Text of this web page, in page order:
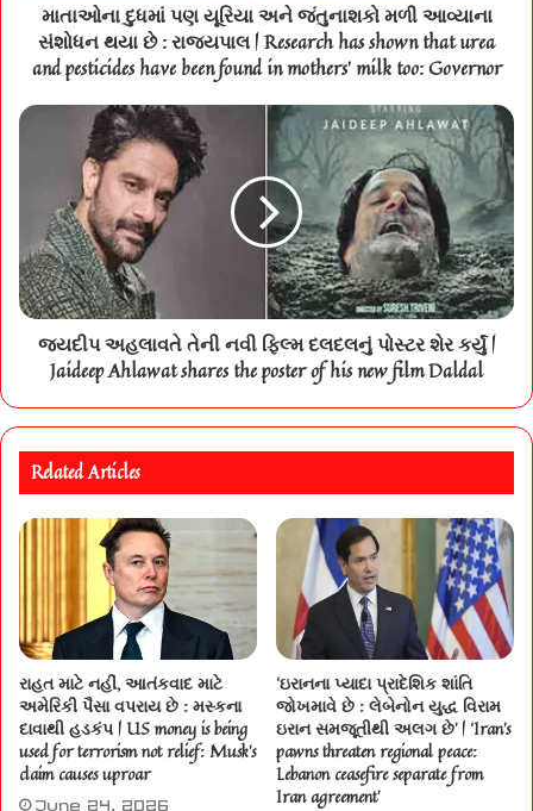
માતાઓના દુધમાં પણ યૂરિયા અને જંતુનાશકો મળી આવ્યાના
સંશોધન થયા છે : રાજ્યપાલ | Research has shown that urea
and pesticides have been found in mothers' milk too: Governor
જયદીપ અહલાવતે તેની નવી ફિલ્મ દલદલનું પોસ્ટર શેર કર્યું |
Jaideep Ahlawat shares the poster of his new film Daldal
Related Articles
રાહત માટે નહીં, આતંકવાદ માટે
અમેરિકી પૈસા વપરાય છે : મસ્કના
દાવાથી હડકંપ | US money is being
used for terrorism not relief: Musk’s
claim causes uproar
June 24, 2026
‘ઇરાનના પ્યાદા પ્રાદેશિક શાંતિ
જોખમાવે છે : લેબેનોન યુદ્ધ વિરામ
ઇરાન સમજૂતીથી અલગ છે’ | ‘Iran’s
pawns threaten regional peace:
Lebanon ceasefire separate from
Iran agreement’